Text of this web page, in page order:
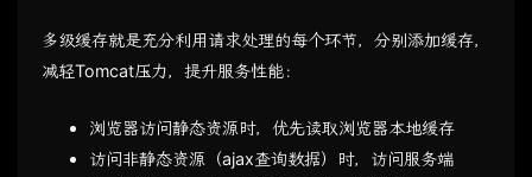
多级缓存就是充分利用请求处理的每个环节，分别添加缓存，
减轻Tomcat压力，提升服务性能：
浏览器访问静态资源时，优先读取浏览器本地缓存
访问非静态资源（ajax查询数据）时，访问服务端